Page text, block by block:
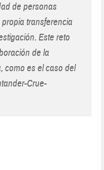
de personas
transferencia
Este reto
de la
como es el caso del
Crue-